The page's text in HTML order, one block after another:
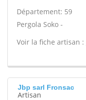
Département: 59
Pergola Soko -
Voir la fiche artisan :
Jbp sarl Fronsac
Artisan